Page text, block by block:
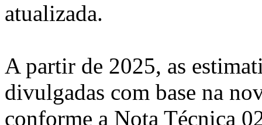
atualizada.
A partir de 2025, as
divulgadas com base na
conforme a Nota Técnica